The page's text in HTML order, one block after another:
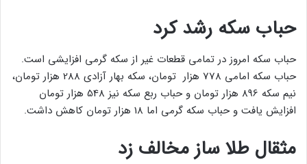
حباب سکه رشد کرد
حباب سکه امروز در تمامی قطعات غیر از سکه گرمی افزایشی است.
حباب سکه امامی 778 هزار تومان، سکه بهار آزادی 288 هزار تومان،
نیم سکه 896 هزار تومان و حباب ربع سکه نیز 548 هزار تومان
افزایش یافت و حباب سکه گرمی اما 18 هزار تومان کاهش داشت.
مثقال طلا ساز مخالف زد